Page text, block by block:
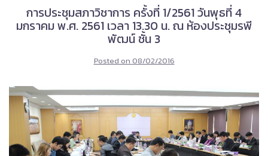
การประชุมสภาวิชาการ ครั้งที่ 1/2561 วันพุธที่ 4
มกราคม พ.ศ. 2561 เวลา 13.30 น. ณ ห้องประชุมรพี
พัฒน์ ชั้น 3
Posted on 08/02/2016